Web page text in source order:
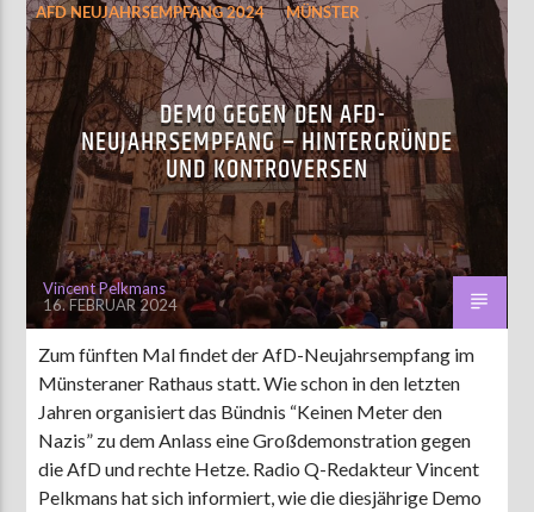
AFD NEUJAHRSEMPFANG 2024 MÜNSTER
POLITIK
DEMO GEGEN DEN AFD-
NEUJAHRSEMPFANG – HINTERGRÜNDE
UND KONTROVERSEN
Vincent Pelkmans
16. FEBRUAR 2024
Zum fünften Mal findet der AfD-Neujahrsempfang im
Münsteraner Rathaus statt. Wie schon in den letzten
Jahren organisiert das Bündnis “Keinen Meter den
Nazis” zu dem Anlass eine Großdemonstration gegen
die AfD und rechte Hetze. Radio Q-Redakteur Vincent
Pelkmans hat sich informiert, wie die diesjährige Demo